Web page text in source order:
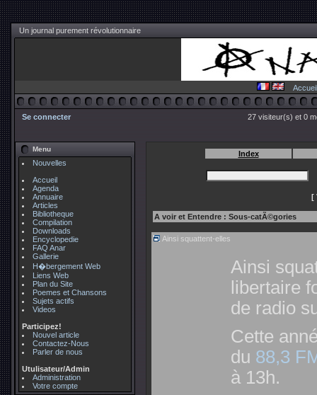
Un journal purement révolutionnaire
Accueil
Se connecter 27 visiteur(s) et 0
Menu
Nouvelles
Accueil
Agenda
Annuaire
Articles
Bibliotheque
Compilation
Downloads
Encyclopedie
FAQ Anar
Gallerie
H�bergement Web
Liens Web
Plan du Site
Poemes et Chansons
Sujets actifs
Videos
Participez!
Nouvel article
Contactez-Nous
Parler de nous
Utulisateur/Admin
Administration
Votre compte
Index
[
A voir et Entendre : Sous-catÃ©gories
Ainsi squattent-elles
Ainsi
libertaire
de radio
Cette
du 88,3
à 13h.